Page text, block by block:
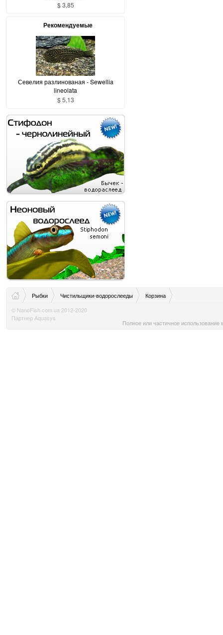
$ 3,85
Рекомендуемые
Севелия разлинованая - Sewellia
lineolata
$ 5,13
Рыбки Чистильщики-водорослееды
Корзина
© NanoFish.com.ua 2012-2020
Партнер Aquasys
Полное или частичное